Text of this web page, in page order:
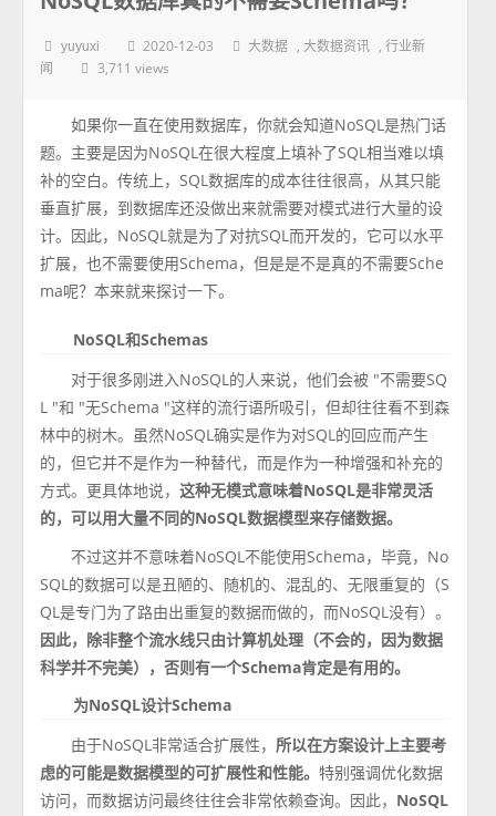
yuyuxi 2020-12-03 大数据 ,大数据资讯 ,行业新
闻
3,711 views
如果你一直在使用数据库，你就会知道NoSQL是热门话
题。主要是因为NoSQL在很大程度上填补了SQL相当难以填
补的空白。传统上，SQL数据库的成本往往很高，从其只能
垂直扩展，到数据库还没做出来就需要对模式进行大量的设
计。因此，NoSQL就是为了对抗SQL而开发的，它可以水平
扩展，也不需要使用Schema，但是是不是真的不需要Sche
ma呢？本来就来探讨一下。
NoSQL和Schemas
对于很多刚进入NoSQL的人来说，他们会被 "不需要SQ
L "和 "无Schema "这样的流行语所吸引，但却往往看不到森
林中的树木。虽然NoSQL确实是作为对SQL的回应而产生
的，但它并不是作为一种替代，而是作为一种增强和补充的
方式。更具体地说，这种无模式意味着NoSQL是非常灵活
的，可以用大量不同的NoSQL数据模型来存储数据。
不过这并不意味着NoSQL不能使用Schema，毕竟，No
SQL的数据可以是丑陋的、随机的、混乱的、无限重复的（S
QL是专门为了路由出重复的数据而做的，而NoSQL没有）。
因此，除非整个流水线只由计算机处理（不会的，因为数据
科学并不完美），否则有一个Schema肯定是有用的。
为NoSQL设计Schema
由于NoSQL非常适合扩展性，所以在方案设计上主要考
虑的可能是数据模型的可扩展性和性能。特别强调优化数据
访问，而数据访问最终往往会非常依赖查询。因此， NoSQL